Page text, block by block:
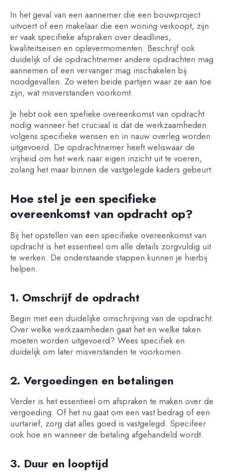
In het geval van een aannemer die een bouwproject
uitvoert of een makelaar die een woning verkoopt, zijn
er vaak specifieke afspraken over deadlines,
kwaliteitseisen en oplevermomenten. Beschrijf ook
duidelijk of de opdrachtnemer andere opdrachten mag
aannemen of een vervanger mag inschakelen bij
noodgevallen. Zo weten beide partijen waar ze aan toe
zijn, wat misverstanden voorkomt.
Je hebt ook een spefieke overeenkomst van opdracht
nodig wanneer het cruciaal is dat de werkzaamheden
volgens specifieke wensen en in nauw overleg worden
uitgevoerd. De opdrachtnemer heeft weliswaar de
vrijheid om het werk naar eigen inzicht uit te voeren,
zolang het maar binnen de vastgelegde kaders gebeurt.
Hoe stel je een specifieke
overeenkomst van opdracht op?
Bij het opstellen van een specifieke overeenkomst van
opdracht is het essentieel om alle details zorgvuldig uit
te werken. De onderstaande stappen kunnen je hierbij
helpen.
1. Omschrijf de opdracht
Begin met een duidelijke omschrijving van de opdracht.
Over welke werkzaamheden gaat het en welke taken
moeten worden uitgevoerd? Wees specifiek en
duidelijk om later misverstanden te voorkomen.
2. Vergoedingen en betalingen
Verder is het essentieel om afspraken te maken over de
vergoeding. Of het nu gaat om een vast bedrag of een
uurtarief, zorg dat alles goed is vastgelegd. Specifeer
ook hoe en wanneer de betaling afgehandeld wordt.
3. Duur en looptijd